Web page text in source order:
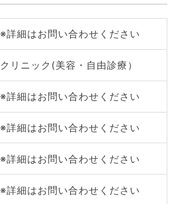
※詳細はお問い合わせください
クリニック(美容・自由診療）
※詳細はお問い合わせください
※詳細はお問い合わせください
※詳細はお問い合わせください
※詳細はお問い合わせください